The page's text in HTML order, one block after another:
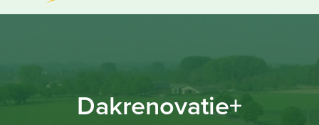
Dakrenovatie+